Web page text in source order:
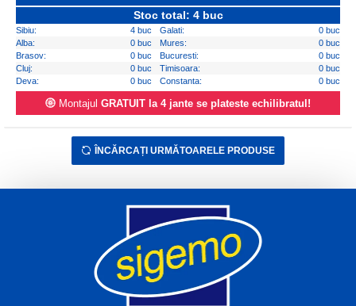
Stoc total: 4 buc
Sibiu: 4 buc Galati:
0 buc
Alba:
0 buc Mures:
0 buc
Brasov:
0 buc Bucuresti:
0 buc
Cluj:
0 buc Timisoara:
0 buc
Deva:
0 buc Constanta: 0 buc
Montajul GRATUIT la 4 jante se plateste echilibratul!
ÎNCĂRCAȚI URMĂTOARELE PRODUSE